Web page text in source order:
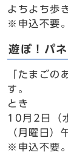
よちよち歩
※申込不要。
遊ぼ！パ
「たまごの
す。
とき
10月2日（
（月曜日
※申込不要。